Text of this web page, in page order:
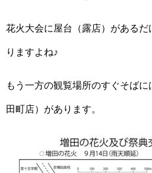
花火大会に屋台（露店）がある
りますよね♪
もう一方の観覧場所のすぐそば
田町店）があります。